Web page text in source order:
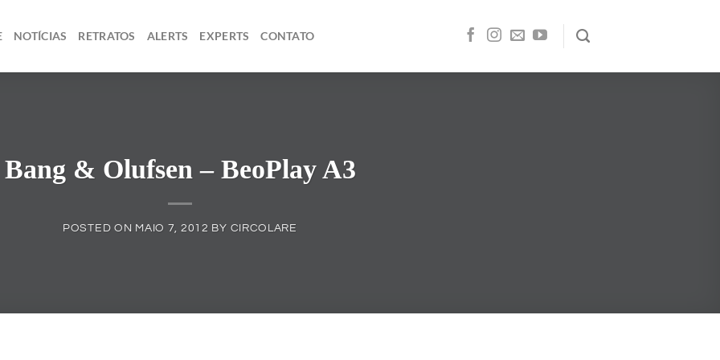
NOTÍCIAS RETRATOS ALERTS EXPERTS CONTATO
Bang & Olufsen – BeoPlay A3
POSTED ON MAIO 7, 2012 BY CIRCOLARE